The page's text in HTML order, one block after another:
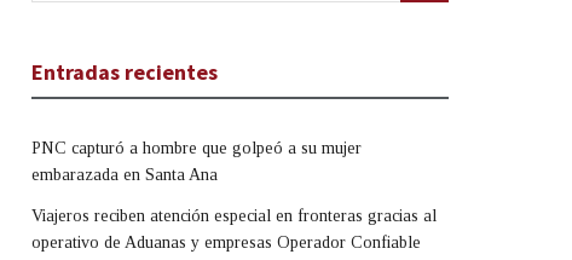
Entradas recientes
PNC capturó a hombre que golpeó a su mujer
embarazada en Santa Ana
Viajeros reciben atención especial en fronteras gracias al
operativo de Aduanas y empresas Operador Confiable